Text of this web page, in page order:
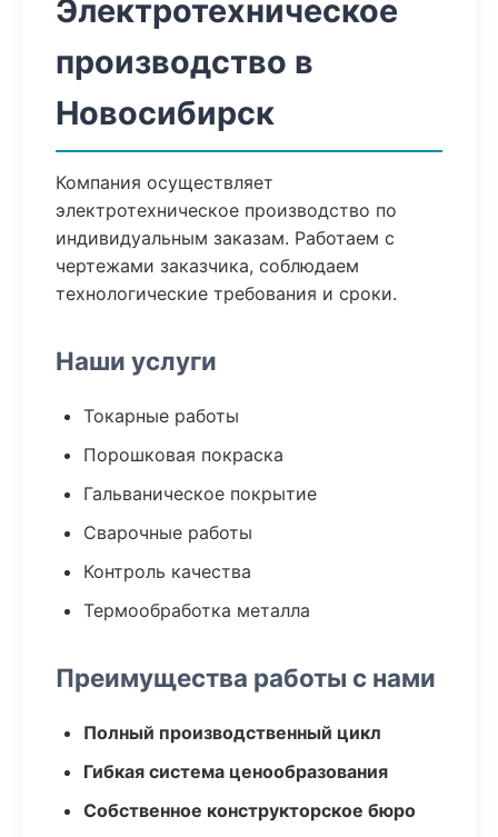
Электротехническое
производство в
Новосибирск
Компания осуществляет
электротехническое производство по
индивидуальным заказам. Работаем с
чертежами заказчика, соблюдаем
технологические требования и сроки.
Наши услуги
Токарные работы
Порошковая покраска
Гальваническое покрытие
Сварочные работы
Контроль качества
Термообработка металла
Преимущества работы с нами
Полный производственный цикл
Гибкая система ценообразования
Собственное конструкторское бюро